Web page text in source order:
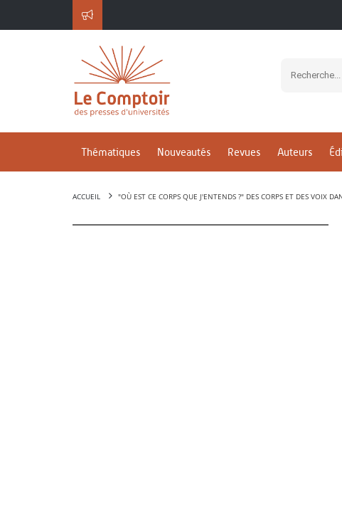
Thématiques Nouveautés Revues Auteurs
ACCUEIL "OÙ EST CE CORPS QUE J'ENTENDS ?" DES CORPS ET DES VOIX